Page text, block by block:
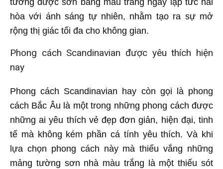
hòa với ánh sáng tự nhiên, nhằm tạo ra sự mở
rộng thị giác tối đa cho không gian.
Phong cách Scandinavian được yêu thích hiện
nay
Phong cách Scandinavian hay còn gọi là phong
cách Bắc Âu là một trong những phong cách được
những ai yêu thích vẻ đẹp đơn giản, hiện đại, tinh
tế mà không kém phần cá tính yêu thích. Và khi
lựa chọn phong cách này mà thiếu vắng những
mảng tường sơn nhà màu trắng là một thiếu sót